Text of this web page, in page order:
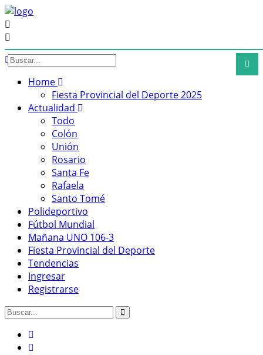
Home
Fiesta Provincial del Deporte 2025
Actualidad
Todo
Colón
Unión
Rosario
Santa Fe
Rafaela
Santo Tomé
Polideportivo
Fútbol Mundial
Mañana UNO 106-3
Fiesta Provincial del Deporte
Tendencias
Ingresar
Registrarse